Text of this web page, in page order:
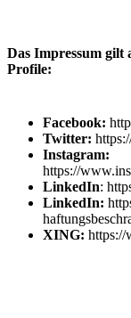
Das Impressum gilt
Profile:
Facebook:
Twitter:
Instagram:
https://
LinkedIn:
LinkedIn:
XING: